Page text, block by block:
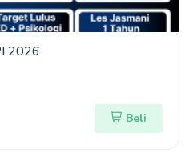
2026
Beli